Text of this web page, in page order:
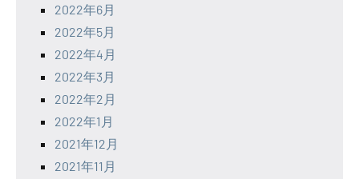
2022年6月
2022年5月
2022年4月
2022年3月
2022年2月
2022年1月
2021年12月
2021年11月